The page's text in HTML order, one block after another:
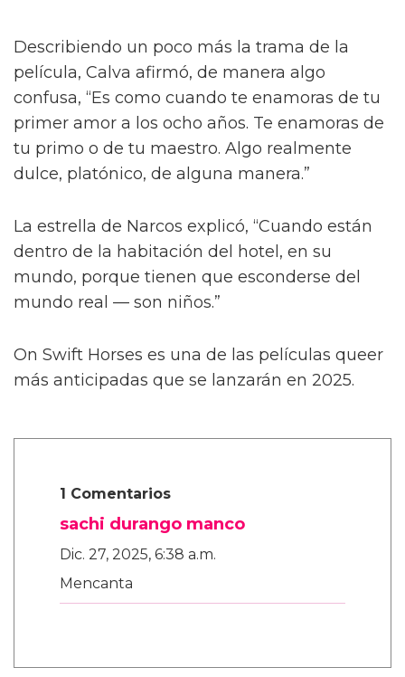
Describiendo un poco más la trama de la
película, Calva afirmó, de manera algo
confusa, “Es como cuando te enamoras de tu
primer amor a los ocho años. Te enamoras de
tu primo o de tu maestro. Algo realmente
dulce, platónico, de alguna manera.”
La estrella de Narcos explicó, “Cuando están
dentro de la habitación del hotel, en su
mundo, porque tienen que esconderse del
mundo real — son niños.”
On Swift Horses es una de las películas queer
más anticipadas que se lanzarán en 2025.
1 Comentarios
sachi durango manco
Dic. 27, 2025, 6:38 a.m.
Mencanta